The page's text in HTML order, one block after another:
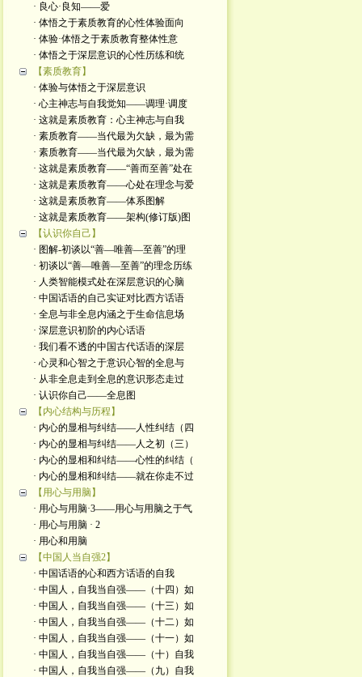
· 良心·良知——爱
· 体悟之于素质教育的心性体验面向
· 体验·体悟之于素质教育整体性意
· 体悟之于深层意识的心性历练和统
【素质教育】
· 体验与体悟之于深层意识
· 心主神志与自我觉知——调理·调度
· 这就是素质教育：心主神志与自我
· 素质教育——当代最为欠缺，最为需
· 素质教育——当代最为欠缺，最为需
· 这就是素质教育——“善而至善”处在
· 这就是素质教育——心处在理念与爱
· 这就是素质教育——体系图解
· 这就是素质教育——架构(修订版)图
【认识你自己】
· 图解-初谈以“善—唯善—至善”的理
· 初谈以“善—唯善—至善”的理念历练
· 人类智能模式处在深层意识的心脑
· 中国话语的自己实证对比西方话语
· 全息与非全息内涵之于生命信息场
· 深层意识初阶的内心话语
· 我们看不透的中国古代话语的深层
· 心灵和心智之于意识心智的全息与
· 从非全息走到全息的意识形态走过
· 认识你自己——全息图
【内心结构与历程】
· 内心的显相与纠结——人性纠结（四
· 内心的显相与纠结——人之初（三）
· 内心的显相和纠结——心性的纠结（
· 内心的显相和纠结——就在你走不过
【用心与用脑】
· 用心与用脑·3——用心与用脑之于气
· 用心与用脑 · 2
· 用心和用脑
【中国人当自强2】
· 中国话语的心和西方话语的自我
· 中国人，自我当自强——（十四）如
· 中国人，自我当自强——（十三）如
· 中国人，自我当自强——（十二）如
· 中国人，自我当自强——（十一）如
· 中国人，自我当自强——（十）自我
· 中国人，自我当自强——（九）自我